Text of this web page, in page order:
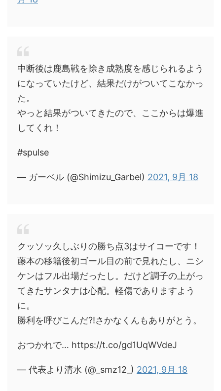
中断後は鹿島戦を除き成熟度を感じられるよう
になっていたけど、結果だけがついてこなかっ
た。
やっと結果がついてきたので、ここからは爆進
してくれ！
#spulse
— ガーベル (@Shimizu_Garbel) 2021, 9月 18
クッソッ久しぶりの勝ち点3はサイコーです！
藤本の移籍後初ゴール目の前で見れたし、ニシ
ケンはフル出場だったし。だけど調子の上がっ
てきたサンタナは心配。軽傷でありますよう
に。
勝利を呼びこんだ?!さかなくんもありがとう。
おつかれで… https://t.co/gd1UqWVdeJ
— 代表より清水 (@_smz12_) 2021, 9月 18